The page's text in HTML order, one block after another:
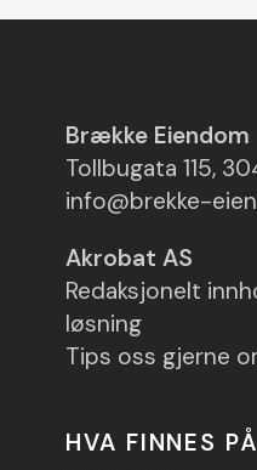
Brække Eiendom
Tollbugata 115,
info@brekke-
Akrobat AS
Redaksjonelt
løsning
Tips oss gjerne
HVA FINNES